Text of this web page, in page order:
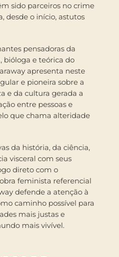
sido parceiros no crime
desde o início, astutos
pensadoras da
bióloga e teórica do
apresenta neste
e pioneira sobre a
e da cultura gerada a
entre pessoas e
que chama alteridade
da história, da ciência,
visceral com seus
direto com o
feminista referencial
defende a atenção à
caminho possível para
mais justas e
mais vivível.